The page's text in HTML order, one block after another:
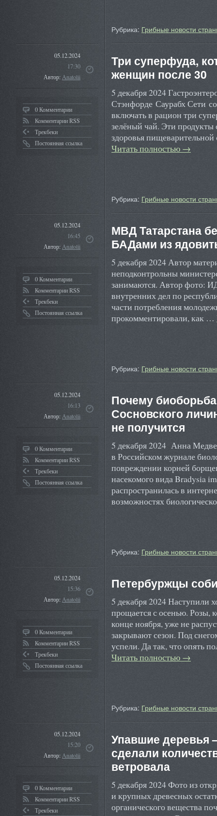
Рубрика: Грибные новости
05.12.2024
17:30
Автор:Anatolii
0 Комментарии
Комментарии RSS
Трекбеки
Постоянная ссылка
Три суперфуда,
женщин после 30
5 декабря 2024
Стэнфорде Саурабх Сети
включать в рацион три
зелёный чай. Эти продукты
здоровья
Читать полностью →
Рубрика: Грибные новости
05.12.2024
16:45
Автор:Anatolii
0 Комментарии
Комментарии RSS
Трекбеки
Постоянная ссылка
МВД Татарстана
БАДами из
5 декабря 2024 Автор
неподконтрольны
занимаются. Автор фото:
внутренних дел по
части потребления
прокомментировали, как …
Рубрика: Грибные новости
05.12.2024
16:13
Автор:Anatolii
0 Комментарии
Комментарии RSS
Трекбеки
Постоянная ссылка
Почему
Сосновского
не получится
5 декабря 2024 Анна
в Российском журнале
повреждении корней
насекомого вида Bradysia
распространилась в
возможностях
Рубрика: Грибные новости
05.12.2024
15:36
Автор:Anatolii
0 Комментарии
Комментарии RSS
Трекбеки
Постоянная ссылка
Петербуржцы
5 декабря 2024 Наступили
прощается с осенью. Розы,
конце ноября, уже не
закрывают сезон. Под
успели. Да так, что опять
Читать полностью →
Рубрика: Грибные новости
05.12.2024
15:20
Автор:Anatolii
0 Комментарии
Комментарии RSS
Трекбеки
Упавшие деревья
сделали
ветровала
5 декабря 2024 Фото из
и крупных древесных
органического вещества